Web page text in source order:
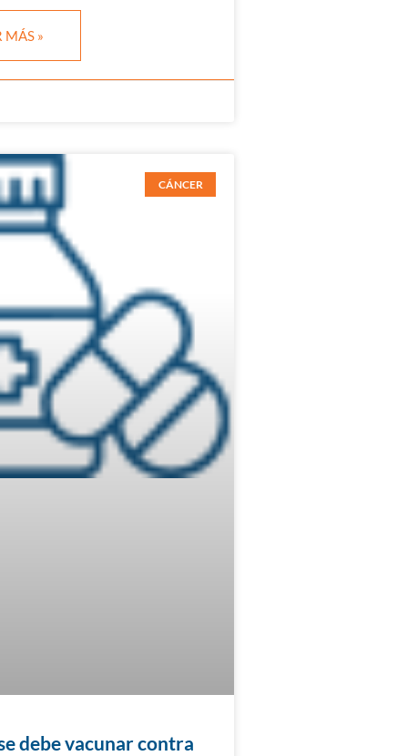
MÁS »
CÁNCER
debe vacunar contra